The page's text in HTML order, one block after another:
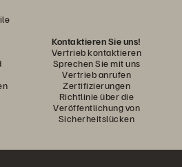
Kontaktieren Sie uns!
Vertrieb kontaktieren
Sprechen Sie mit uns
Vertrieb anrufen
Zertifizierungen
Richtlinie über die
Veröffentlichung von
Sicherheitslücken